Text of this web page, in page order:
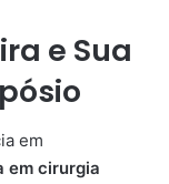
e Sua
em
em cirurgia